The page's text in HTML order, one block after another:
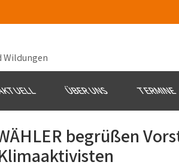
ÜBER UNS TERMINE
begrüßen